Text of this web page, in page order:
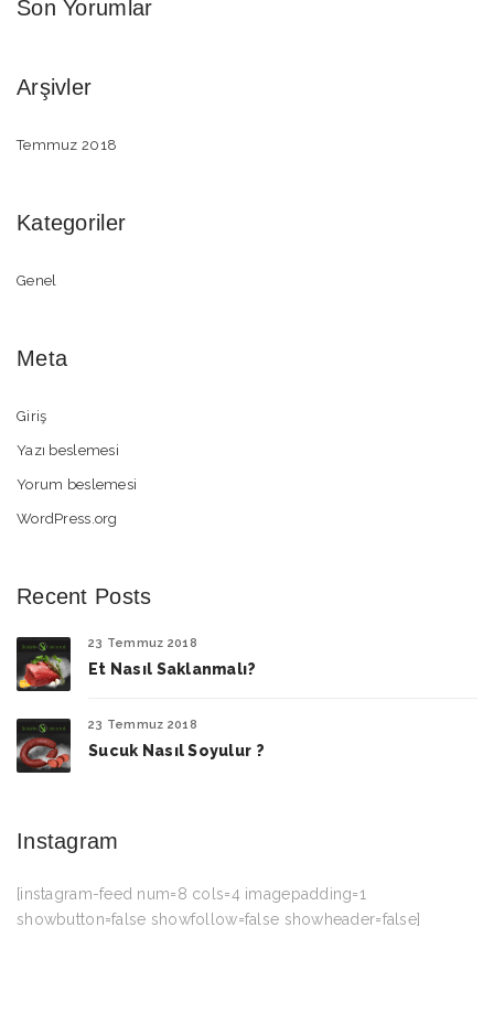
Son Yorumlar
Arşivler
Temmuz 2018
Kategoriler
Genel
Meta
Giriş
Yazı beslemesi
Yorum beslemesi
WordPress.org
Recent Posts
23 Temmuz 2018
Et Nasıl Saklanmalı?
23 Temmuz 2018
Sucuk Nasıl Soyulur ?
Instagram
[instagram-feed num=8 cols=4 imagepadding=1
showbutton=false showfollow=false showheader=false]